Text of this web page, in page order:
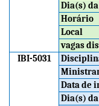
Dia(s)
Horário
Local
vagas
IBI-5031
Data de
Dia(s)